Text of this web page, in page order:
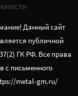
Данный сайт
публичной
ГК РФ. Все права
с письменного
metal-gm.ru/